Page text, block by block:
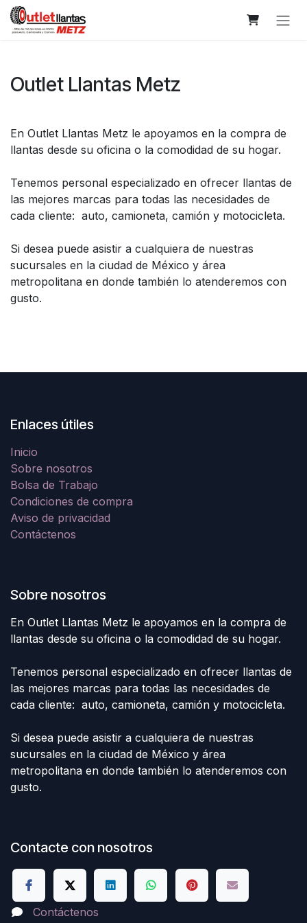
Skip to Content
Outlet Llantas Metz
En Outlet Llantas Metz le apoyamos en la compra de
llantas desde su oficina o la comodidad de su hogar.
Tenemos personal especializado en ofrecer llantas de
las mejores marcas para todas las necesidades de
cada cliente: auto, camioneta, camión y motocicleta.
Si desea puede asistir a cualquiera de nuestras
sucursales en la ciudad de México y área
metropolitana en donde también lo atenderemos con
gusto.
Enlaces útiles
Inicio
Sobre nosotros
Bolsa de Trabajo
Condiciones de compra
Aviso de privacidad
Contáctenos
Sobre nosotros
En Outlet Llantas Metz le apoyamos en la compra de
llantas desde su oficina o la comodidad de su hogar.
Tenemos personal especializado en ofrecer llantas de
las mejores marcas para todas las necesidades de
cada cliente: auto, camioneta, camión y motocicleta.
Si desea puede asistir a cualquiera de nuestras
sucursales en la ciudad de México y área
metropolitana en donde también lo atenderemos con
gusto.
Contacte con nosotros
Contáctenos